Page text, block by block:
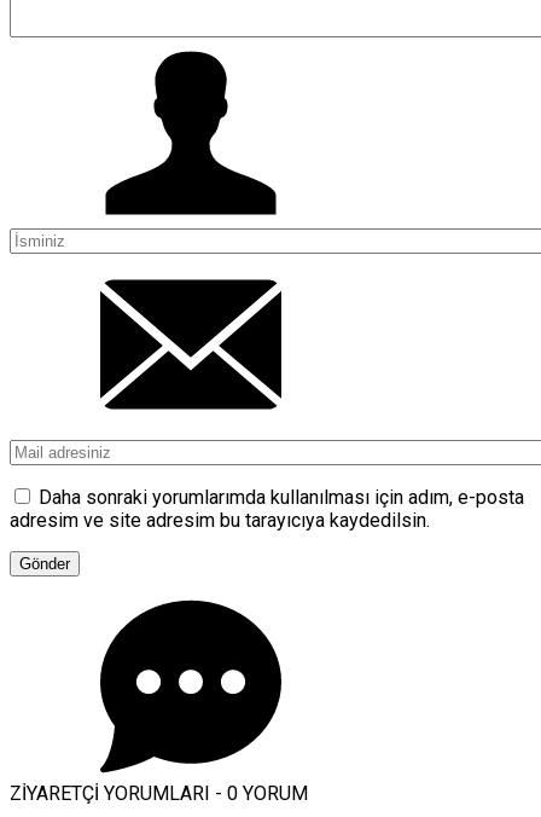
Daha sonraki yorumlarımda kullanılması için adım, e-posta
adresim ve site adresim bu tarayıcıya kaydedilsin.
ZİYARETÇİ YORUMLARI - 0 YORUM